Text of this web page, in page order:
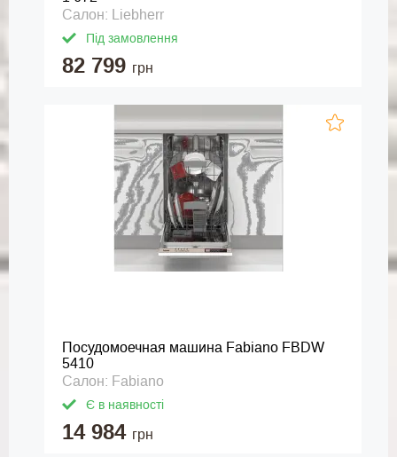
Салон: Liebherr
Під замовлення
82 799 грн
Посудомоечная машина Fabiano FBDW
5410
Салон: Fabiano
Є в наявності
14 984 грн